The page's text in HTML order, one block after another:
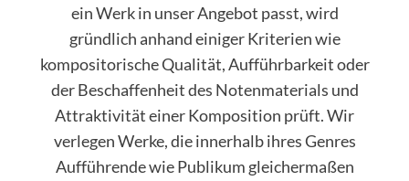
ein Werk in unser Angebot passt, wird
gründlich anhand einiger Kriterien wie
kompositorische Qualität, Aufführbarkeit oder
der Beschaffenheit des Notenmaterials und
Attraktivität einer Komposition prüft. Wir
verlegen Werke, die innerhalb ihres Genres
Aufführende wie Publikum gleichermaßen